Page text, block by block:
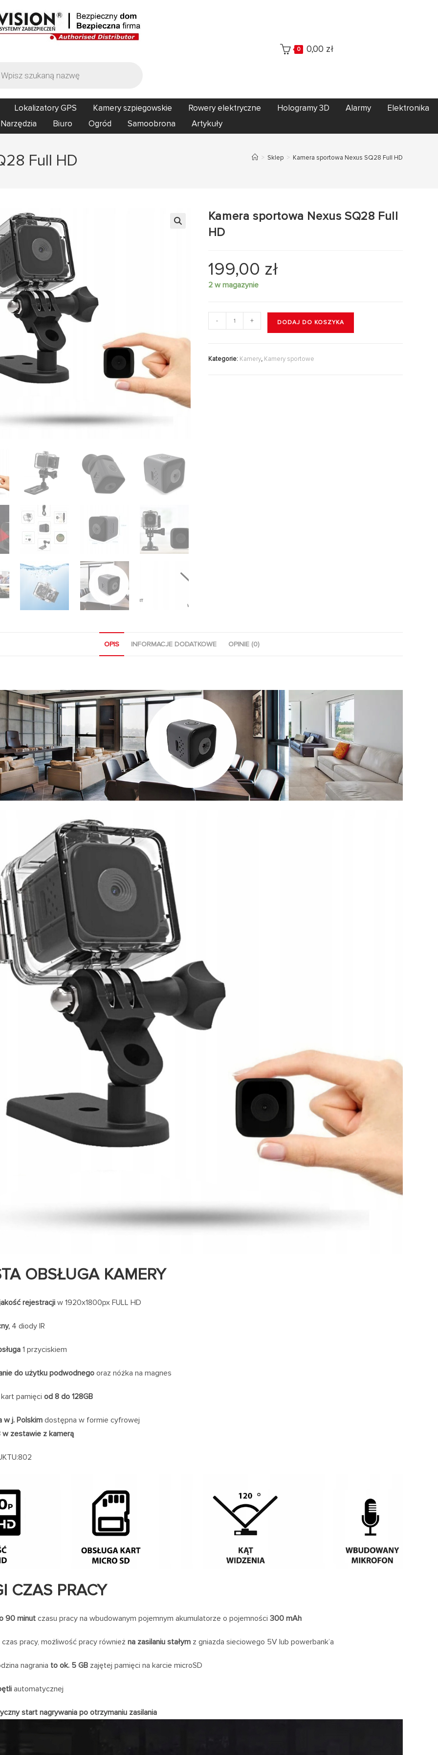
0 0,00 zł
Lokalizatory GPS Kamery szpiegowskie Rowery elektryczne Hologramy 3D Alarmy
Elektronika
Narzędzia
Biuro Ogród Samoobrona Artykuły
Full HD > Sklep > Kamera sportowa Nexus SQ28 Full HD
Kamera sportowa Nexus SQ28 Full
HD
199,00 zł
2 w magazynie
- + DODAJ DO KOSZYKA
Kategorie: Kamery, Kamery sportowe
OPIS INFORMACJE DODATKOWE OPINIE (0)
OBSŁUGA KAMERY
rejestracji w 1920x1800px FULL HD
4 diody IR
1 przyciskiem
do użytku podwodnego oraz nóżka na magnes
pamięci od 8 do 128GB
w j. Polskim dostępna w formie cyfrowej
w zestawie z kamerą
CZAS PRACY
90 minut czasu pracy na wbudowanym pojemnym akumulatorze o pojemności 300 mAh
czas pracy, możliwość pracy również na zasilaniu stałym z gniazda sieciowego 5V lub powerbank’a
nagrania to ok. 5 GB zajętej pamięci na karcie microSD
automatycznej
start nagrywania po otrzymaniu zasilania